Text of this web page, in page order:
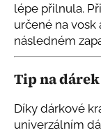
lépe přilnula.
určené na vosk
následném
Tip na dárek
Díky dárkové
univerzálním